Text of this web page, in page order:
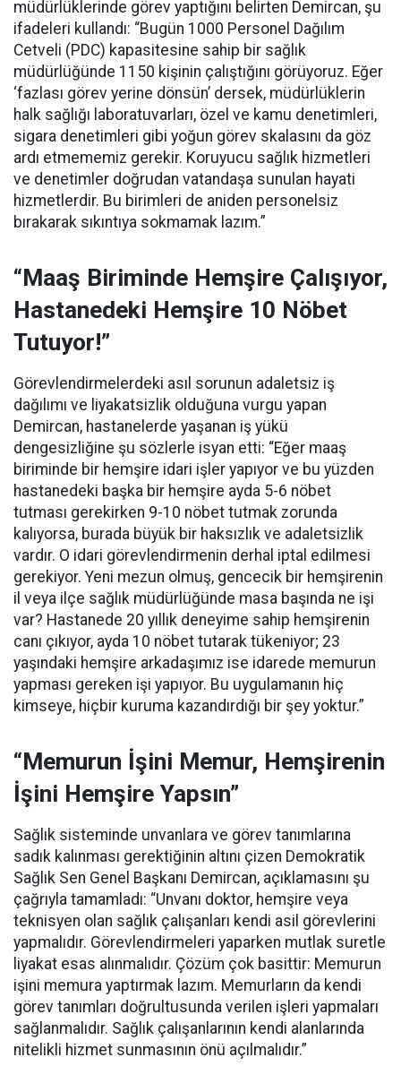
müdürlüklerinde görev yaptığını belirten Demircan, şu
ifadeleri kullandı: “Bugün 1000 Personel Dağılım
Cetveli (PDC) kapasitesine sahip bir sağlık
müdürlüğünde 1150 kişinin çalıştığını görüyoruz. Eğer
‘fazlası görev yerine dönsün’ dersek, müdürlüklerin
halk sağlığı laboratuvarları, özel ve kamu denetimleri,
sigara denetimleri gibi yoğun görev skalasını da göz
ardı etmememiz gerekir. Koruyucu sağlık hizmetleri
ve denetimler doğrudan vatandaşa sunulan hayati
hizmetlerdir. Bu birimleri de aniden personelsiz
bırakarak sıkıntıya sokmamak lazım.”
“Maaş Biriminde Hemşire Çalışıyor,
Hastanedeki Hemşire 10 Nöbet
Tutuyor!”
Görevlendirmelerdeki asıl sorunun adaletsiz iş
dağılımı ve liyakatsizlik olduğuna vurgu yapan
Demircan, hastanelerde yaşanan iş yükü
dengesizliğine şu sözlerle isyan etti: “Eğer maaş
biriminde bir hemşire idari işler yapıyor ve bu yüzden
hastanedeki başka bir hemşire ayda 5-6 nöbet
tutması gerekirken 9-10 nöbet tutmak zorunda
kalıyorsa, burada büyük bir haksızlık ve adaletsizlik
vardır. O idari görevlendirmenin derhal iptal edilmesi
gerekiyor. Yeni mezun olmuş, gencecik bir hemşirenin
il veya ilçe sağlık müdürlüğünde masa başında ne işi
var? Hastanede 20 yıllık deneyime sahip hemşirenin
canı çıkıyor, ayda 10 nöbet tutarak tükeniyor; 23
yaşındaki hemşire arkadaşımız ise idarede memurun
yapması gereken işi yapıyor. Bu uygulamanın hiç
kimseye, hiçbir kuruma kazandırdığı bir şey yoktur.”
“Memurun İşini Memur, Hemşirenin
İşini Hemşire Yapsın”
Sağlık sisteminde unvanlara ve görev tanımlarına
sadık kalınması gerektiğinin altını çizen Demokratik
Sağlık Sen Genel Başkanı Demircan, açıklamasını şu
çağrıyla tamamladı: “Unvanı doktor, hemşire veya
teknisyen olan sağlık çalışanları kendi asil görevlerini
yapmalıdır. Görevlendirmeleri yaparken mutlak suretle
liyakat esas alınmalıdır. Çözüm çok basittir: Memurun
işini memura yaptırmak lazım. Memurların da kendi
görev tanımları doğrultusunda verilen işleri yapmaları
sağlanmalıdır. Sağlık çalışanlarının kendi alanlarında
nitelikli hizmet sunmasının önü açılmalıdır.”